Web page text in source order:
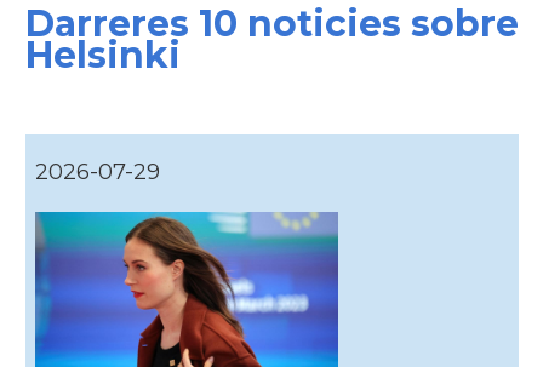
Darreres 10 noticies sobre
Helsinki
2026-07-29